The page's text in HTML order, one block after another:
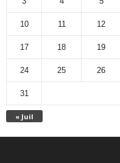
« Juil
10 11 12
17 18 19
24 25 26
31